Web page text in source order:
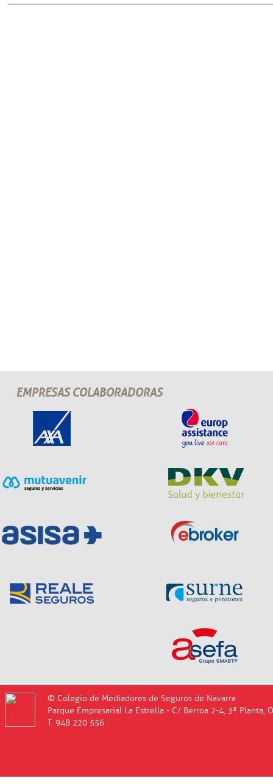
EMPRESAS COLABORADORAS
© Colegio de Mediadores de Seguros de Navarra
Parque Empresarial La Estrella - C/ Berroa 2-4, 3ª Planta,
T. 948 220 556